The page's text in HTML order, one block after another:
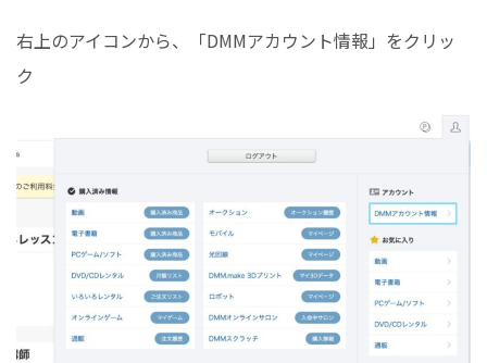
右上のアイコンから、「DMMアカウント情報」をクリッ
ク